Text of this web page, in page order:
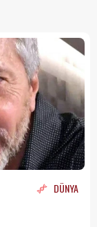
DÜNYA